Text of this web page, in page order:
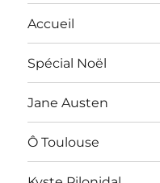
Accueil
Spécial Noël
Jane Austen
Ô Toulouse